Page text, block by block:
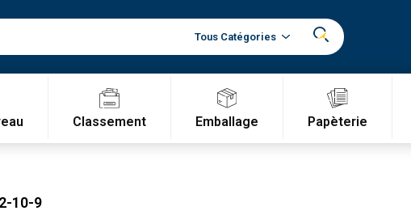
Classement Emballage Papèterie
10-9